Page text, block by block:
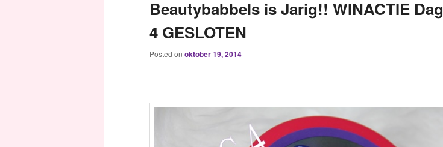
Beautybabbels is Jarig!! WINACTIE Dag
4 GESLOTEN
Posted on oktober 19, 2014